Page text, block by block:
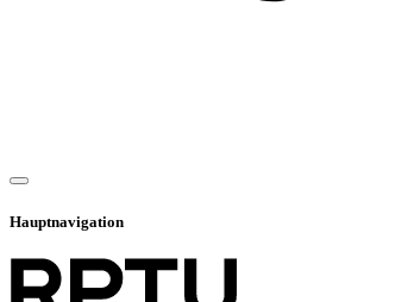
Hauptnavigation